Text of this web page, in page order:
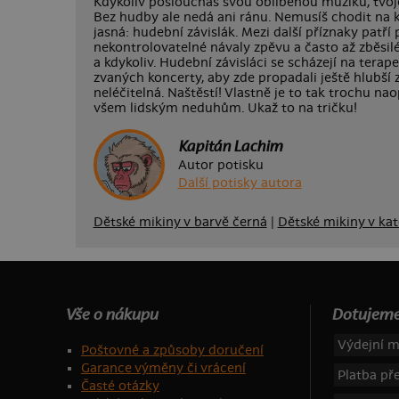
Bez hudby ale nedá ani ránu. Nemusíš chodit na
jasná: hudební závislák. Mezi další příznaky
nekontrolovatelné návaly zpěvu a často až
a kdykoliv. Hudební závisláci se scházejí na
zvaných koncerty, aby zde propadali ještě hlubší
neléčitelná. Naštěstí! Vlastně je to tak trochu
všem lidským neduhům. Ukaž to na tričku!
Kapitán Lachim
Autor potisku
Další potisky autora
Dětské mikiny v barvě černá Dětské mikiny v
Vše o nákupu
Poštovné a způsoby doručení
Garance výměny či vrácení
Časté otázky
Výdejní
Platba